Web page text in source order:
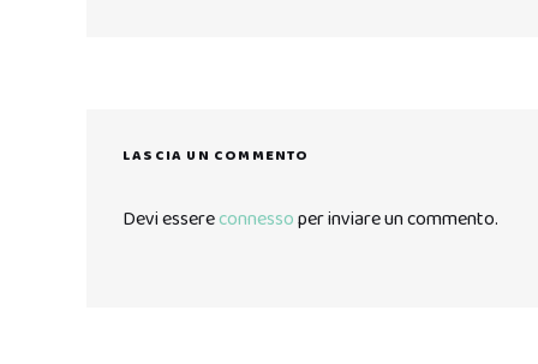
LASCIA UN COMMENTO
Devi essereconnessoper inviare un commento.